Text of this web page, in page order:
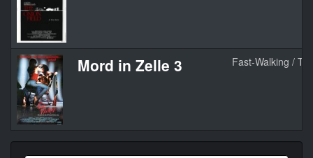
Mord in Zelle 3 Fast-Walking /